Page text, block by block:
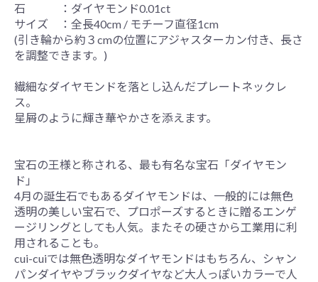
石 ：ダイヤモンド0.01ct
サイズ ：全長40cm / モチーフ直径1cm
(引き輪から約３cmの位置にアジャスターカン付き、長さ
を調整できます。)
繊細なダイヤモンドを落とし込んだプレートネックレ
ス。
星屑のように輝き華やかさを添えます。
宝石の王様と称される、最も有名な宝石「ダイヤモン
ド」
4月の誕生石でもあるダイヤモンドは、一般的には無色
透明の美しい宝石で、プロポーズするときに贈るエンゲ
ージリングとしても人気。またその硬さから工業用に利
用されることも。
cui-cuiでは無色透明なダイヤモンドはもちろん、シャン
パンダイヤやブラックダイヤなど大人っぽいカラーで人